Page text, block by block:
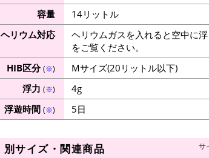
容量
14リットル
ヘリウム対応
ヘリウムガスを入れると空中に
をご覧ください。
HIB区分(※)
Mサイズ(20リットル以下)
浮力 (※)
4g
浮遊時間 (※) 5日
別サイズ・関連商品 サ